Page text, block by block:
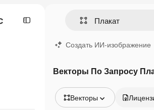
Создать ИИ-изображение
Векторы По Запросу
Векторы